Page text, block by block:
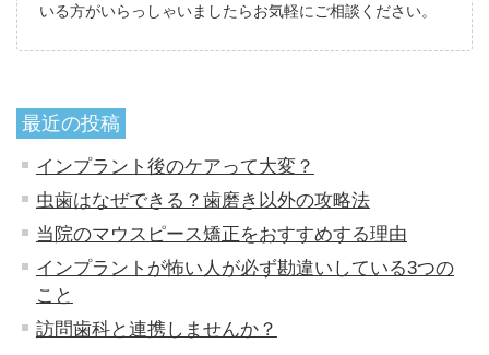
いる方がいらっしゃいましたらお気軽にご相談ください。
最近の投稿
インプラント後のケアって大変？
虫歯はなぜできる？歯磨き以外の攻略法
当院のマウスピース矯正をおすすめする理由
インプラントが怖い人が必ず勘違いしている3つの
こと
訪問歯科と連携しませんか？